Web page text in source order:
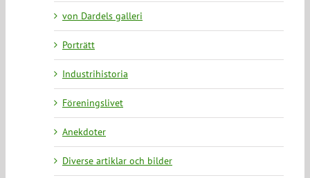
von Dardels galleri
Porträtt
Industrihistoria
Föreningslivet
Anekdoter
Diverse artiklar och bilder